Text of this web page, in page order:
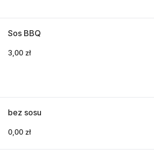
Sos BBQ
3,00 zł
bez sosu
0,00 zł